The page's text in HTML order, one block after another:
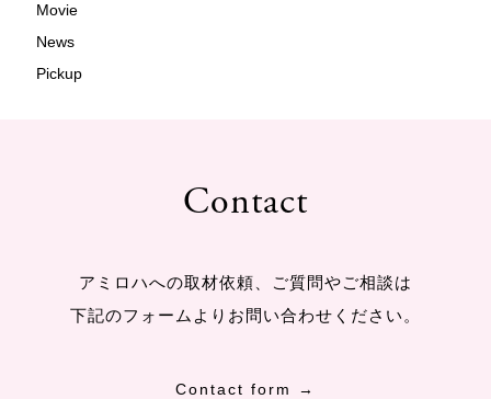
Movie
News
Pickup
Contact
アミロハへの取材依頼、ご質問やご相談は
下記のフォームよりお問い合わせください。
Contact form →